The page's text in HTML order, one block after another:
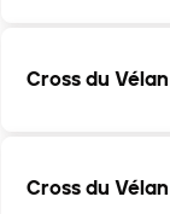
Cross du
Cross du